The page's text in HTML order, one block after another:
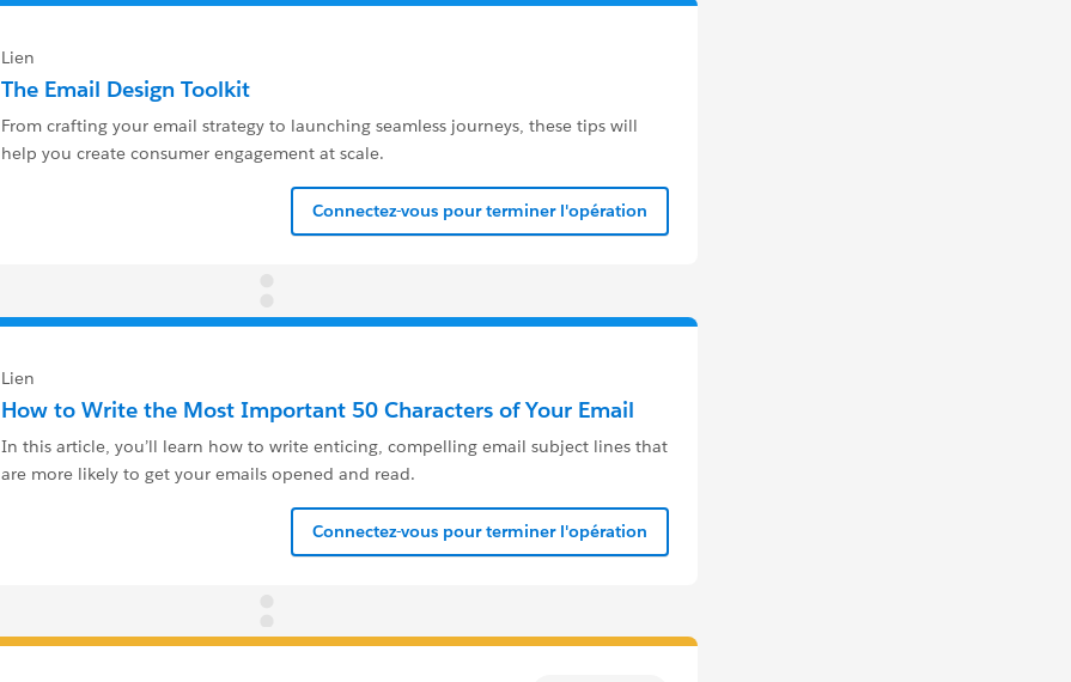
Lien
The Email Design Toolkit
From crafting your email strategy to launching seamless journeys, these tips will
help you create consumer engagement at scale.
Connectez-vous pour terminer l'opération
Lien
How to Write the Most Important 50 Characters of Your Email
In this article, you’ll learn how to write enticing, compelling email subject lines that
are more likely to get your emails opened and read.
Connectez-vous pour terminer l'opération